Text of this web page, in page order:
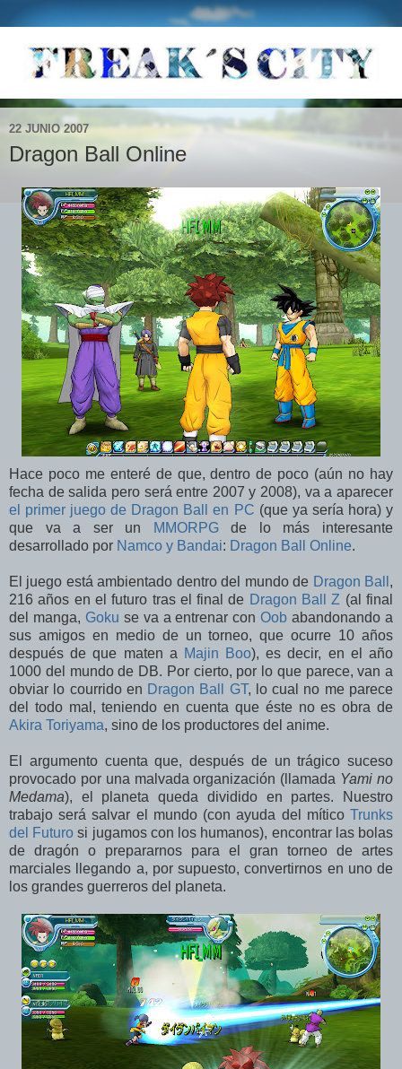
22 JUNIO 2007
Dragon Ball Online
Hace poco me enteré de que, dentro de poco (aún no hay
fecha de salida pero será entre 2007 y 2008), va a aparecer
el primer juego de Dragon Ball en PC (que ya sería hora) y
que va a ser un
MMORPGde lo más interesante
desarrollado por Namco y Bandai: Dragon Ball Online.
El juego está ambientado dentro del mundo de Dragon Ball ,
216 años en el futuro tras el final de Dragon Ball Z (al final
del manga, Goku se va a entrenar conOob abandonando a
sus amigos en medio de un torneo, que ocurre 10 años
después de que maten a Majin Boo), es decir, en el año
1000 del mundo de DB. Por cierto, por lo que parece, van a
obviar lo courrido en Dragon Ball GT, lo cual no me parece
del todo mal, teniendo en cuenta que éste no es obra de
Akira Toriyama, sino de los productores del anime.
El argumento cuenta que, después de un trágico suceso
provocado por una malvada organización (llamada Yami no
Medama), el planeta queda dividido en partes. Nuestro
trabajo será salvar el mundo (con ayuda del mítico Trunks
del Futuro si jugamos con los humanos), encontrar las bolas
de dragón o prepararnos para el gran torneo de artes
marciales llegando a, por supuesto, convertirnos en uno de
los grandes guerreros del planeta.